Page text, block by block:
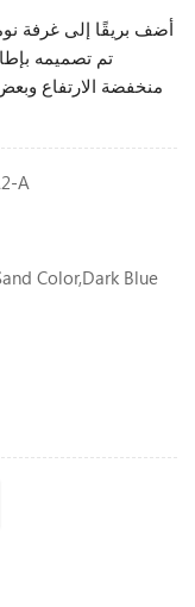
أضف بريقًا إلى غرفة
تم تصميمه
منخفضة الارتفاع
A
Color,dark Blue